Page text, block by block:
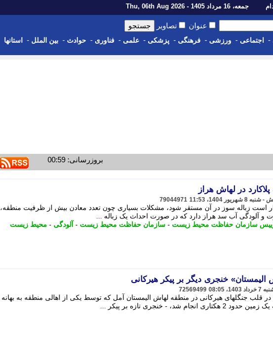
جمعه، 16 مرداد 1405 - Thu, 06th Aug 2026
عنوان تصاویر
- اجتماعی - ورزشی - فرهنگی - پزشکی - علمی - فناوری - حوادث - بین الملل - استانها
بروزرسانی: 00:59
در لهاش هراز
79044971
است زباله سوز در آن مستقر شود، مشکلات بسیاری چون تعدد معادن بیش از ظرفیت منطقه،
و آلودگی آب سد هراز دارد که در صورت احداث یک زباله ...
سازمان حفاظت محیط زیست - سازمان حفاظت محیط زیست - آلودگی - محیط زیست
خنجری دیگر بر پیکر هیرکانی
72569499
قلب جنگلهای هیرکانی در منطقه لهاش الیمستان آمل که توسط یکی از اهالی منطقه به بهانه
شد، - خنجری تازه بر پیکر ...